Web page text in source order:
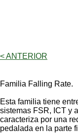
< ANTERIOR
Familia Falling Rate.
Esta familia tiene
sistemas FSR, ICT y
caracteriza por una
pedalada en la parte